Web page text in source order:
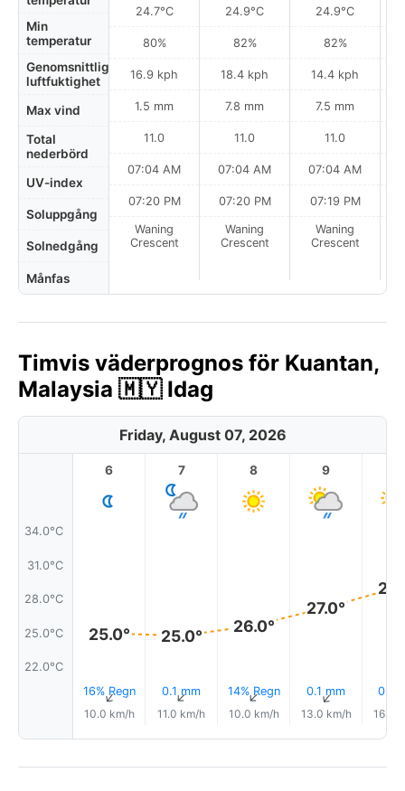
Min
temperatur
Genomsnittlig
luftfuktighet
Max vind
Total
nederbörd
UV-index
Soluppgång
Solnedgång
Månfas
24.7°C
80%
16.9 kph
1.5 mm
11.0
07:04 AM
07:20 PM
Waning
Crescent
24.9°C
82%
18.4 kph
7.8 mm
11.0
07:04 AM
07:20 PM
Waning
Crescent
24.9°C
82%
14.4 kph
7.5 mm
11.0
07:04 AM
07:19 PM
Waning
Crescent
Timvis väderprognos för Kuantan,
Malaysia 🇲🇾 Idag
Friday, August 07, 2026
34.0°C
31.0°C
28.0°C
25.0°C
22.0°C
6
25.0°
16% Regn
↑
10.0 km/h
7
25.0°
0.1 mm
↑
11.0 km/h
8
26.0°
14% Regn
↑
10.0 km/h
9
27.0°
0.1 mm
↑
13.0 km/h
0.0
16.0